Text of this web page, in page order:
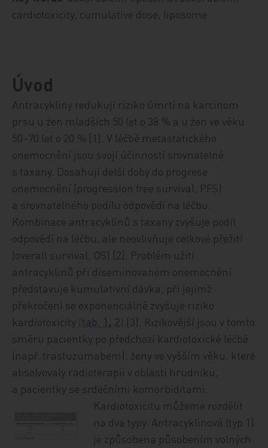
cardiotoxicity, cumulative dose, liposome
Úvod
Antracykliny redukují riziko úmrtí na karcinom
prsu u žen mladších 50 let o 38 % a u žen ve věku
50−70 let o 20 % [1]. V léčbě metastatického
onemocnění jsou svojí účinností srovnatelné
s taxany. Dosahují delší doby do progrese
onemocnění (progression free survival, PFS)
a srovnatelného podílu odpovědí na léčbu.
Kombinace antracyklinů s taxany zvyšuje podíl
odpovědí na léčbu, ale neovlivňuje celkové přežití
(overall survival, OS) [2]. Problém užití
antracyklinů při diseminovaném onemocnění
představuje kumulativní dávka, při jejímž
překročení se exponenciálně zvyšuje riziko
kardiotoxicity
,
[3]. Rizikovější jsou v tomto
směru pacientky po předchozí kardiotoxické léčbě
(např. trastuzumabem), ženy ve vyšším věku, které
absolvovaly radioterapii v oblasti hrudníku,
a pacientky se srdečními komorbiditami.
Kardiotoxicitu můžeme rozdělit
na dva typy. Antracyklinová (typ 1)
je způsobena působením volných